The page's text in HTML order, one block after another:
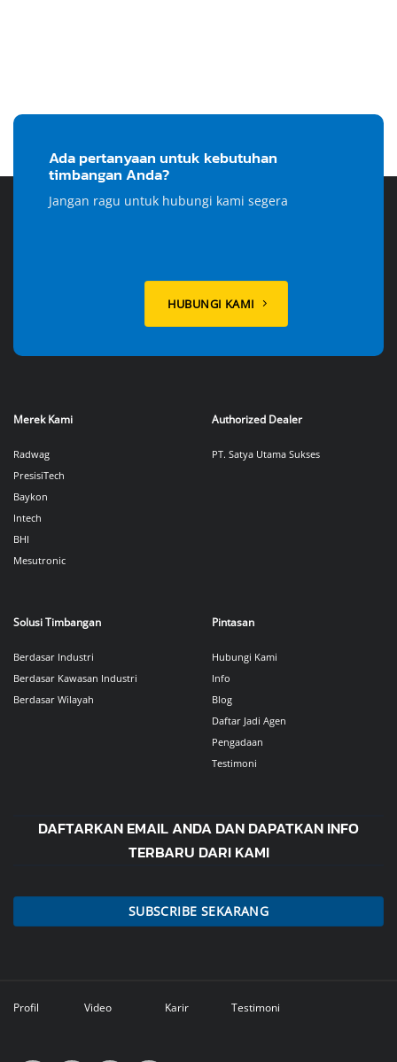
Ada pertanyaan untuk kebutuhan
timbangan Anda?
Jangan ragu untuk hubungi kami segera
HUBUNGI KAMI
Merek Kami
Radwag
PresisiTech
Baykon
Intech
BHI
Mesutronic
Authorized Dealer
PT. Satya Utama Sukses
Solusi Timbangan
Berdasar Industri
Berdasar Kawasan Industri
Berdasar Wilayah
Pintasan
Hubungi Kami
Info
Blog
Daftar Jadi Agen
Pengadaan
Testimoni
DAFTARKAN EMAIL ANDA DAN DAPATKAN INFO
TERBARU DARI KAMI
SUBSCRIBE SEKARANG
Profil Video Karir Testimoni